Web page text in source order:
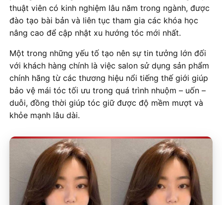
thuật viên có kinh nghiệm lâu năm trong ngành, được
đào tạo bài bản và liên tục tham gia các khóa học
nâng cao để cập nhật xu hướng tóc mới nhất.
Một trong những yếu tố tạo nên sự tin tưởng lớn đối
với khách hàng chính là việc salon sử dụng sản phẩm
chính hãng từ các thương hiệu nổi tiếng thế giới giúp
bảo vệ mái tóc tối ưu trong quá trình nhuộm – uốn –
duỗi, đồng thời giúp tóc giữ được độ mềm mượt và
khỏe mạnh lâu dài.